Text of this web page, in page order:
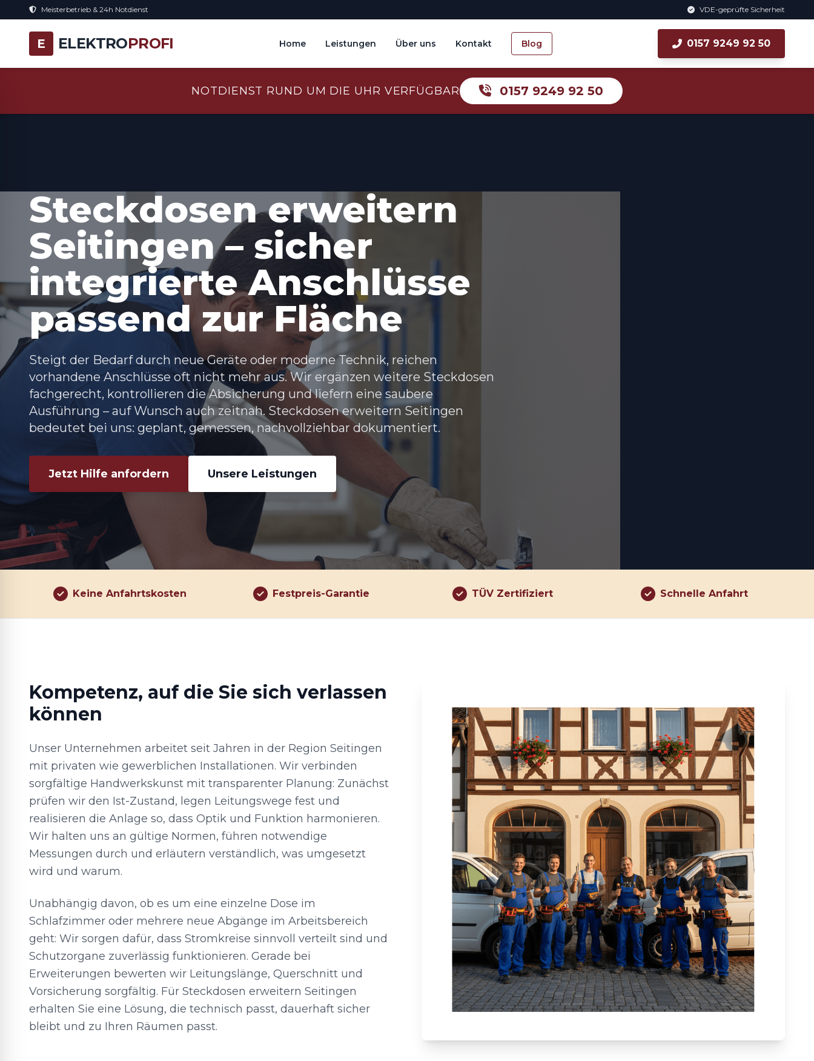
Meisterbetrieb & 24h Notdienst VDE-geprüfte Sicherheit
E ELEKTROPROFI Home Leistungen Über uns Kontakt Blog 0157 9249 92 50
NOTDIENST RUND UM DIE UHR VERFÜGBAR 0157 9249 92 50
Steckdosen erweitern
Seitingen – sicher
integrierte Anschlüsse
passend zur Fläche
Steigt der Bedarf durch neue Geräte oder moderne Technik, reichen
vorhandene Anschlüsse oft nicht mehr aus. Wir ergänzen weitere Steckdosen
fachgerecht, kontrollieren die Absicherung und liefern eine saubere
Ausführung – auf Wunsch auch zeitnah. Steckdosen erweitern Seitingen
bedeutet bei uns: geplant, gemessen, nachvollziehbar dokumentiert.
Jetzt Hilfe anfordern Unsere Leistungen
Keine Anfahrtskosten Festpreis-Garantie TÜV Zertifiziert Schnelle Anfahrt
Kompetenz, auf die Sie sich verlassen
können
Unser Unternehmen arbeitet seit Jahren in der Region Seitingen
mit privaten wie gewerblichen Installationen. Wir verbinden
sorgfältige Handwerkskunst mit transparenter Planung: Zunächst
prüfen wir den Ist-Zustand, legen Leitungswege fest und
realisieren die Anlage so, dass Optik und Funktion harmonieren.
Wir halten uns an gültige Normen, führen notwendige
Messungen durch und erläutern verständlich, was umgesetzt
wird und warum.
Unabhängig davon, ob es um eine einzelne Dose im
Schlafzimmer oder mehrere neue Abgänge im Arbeitsbereich
geht: Wir sorgen dafür, dass Stromkreise sinnvoll verteilt sind und
Schutzorgane zuverlässig funktionieren. Gerade bei
Erweiterungen bewerten wir Leitungslänge, Querschnitt und
Vorsicherung sorgfältig. Für Steckdosen erweitern Seitingen
erhalten Sie eine Lösung, die technisch passt, dauerhaft sicher
bleibt und zu Ihren Räumen passt.